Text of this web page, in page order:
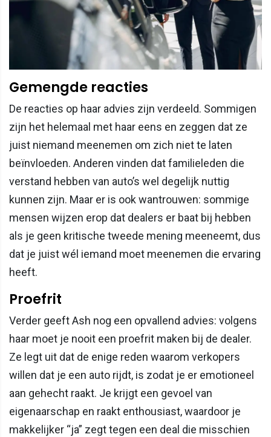
Gemengde reacties
De reacties op haar advies zijn verdeeld. Sommigen
zijn het helemaal met haar eens en zeggen dat ze
juist niemand meenemen om zich niet te laten
beïnvloeden. Anderen vinden dat familieleden die
verstand hebben van auto’s wel degelijk nuttig
kunnen zijn. Maar er is ook wantrouwen: sommige
mensen wijzen erop dat dealers er baat bij hebben
als je geen kritische tweede mening meeneemt, dus
dat je juist wél iemand moet meenemen die ervaring
heeft.
Proefrit
Verder geeft Ash nog een opvallend advies: volgens
haar moet je nooit een proefrit maken bij de dealer.
Ze legt uit dat de enige reden waarom verkopers
willen dat je een auto rijdt, is zodat je er emotioneel
aan gehecht raakt. Je krijgt een gevoel van
eigenaarschap en raakt enthousiast, waardoor je
makkelijker “ja” zegt tegen een deal die misschien